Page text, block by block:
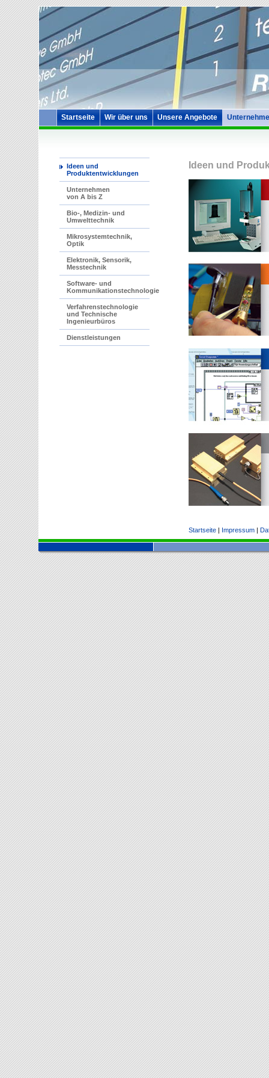
Startseite Wir über uns Unsere Angebote
Ideen und
Produktentwicklungen
Unternehmen
von A bis Z
Bio-, Medizin- und
Umwelttechnik
Mikrosystemtechnik,
Optik
Elektronik, Sensorik,
Messtechnik
Software- und
Kommunikationstechnologie
Verfahrenstechnologie
und Technische
Ingenieurbüros
Dienstleistungen
Ideen und
Startseite| Impressum|